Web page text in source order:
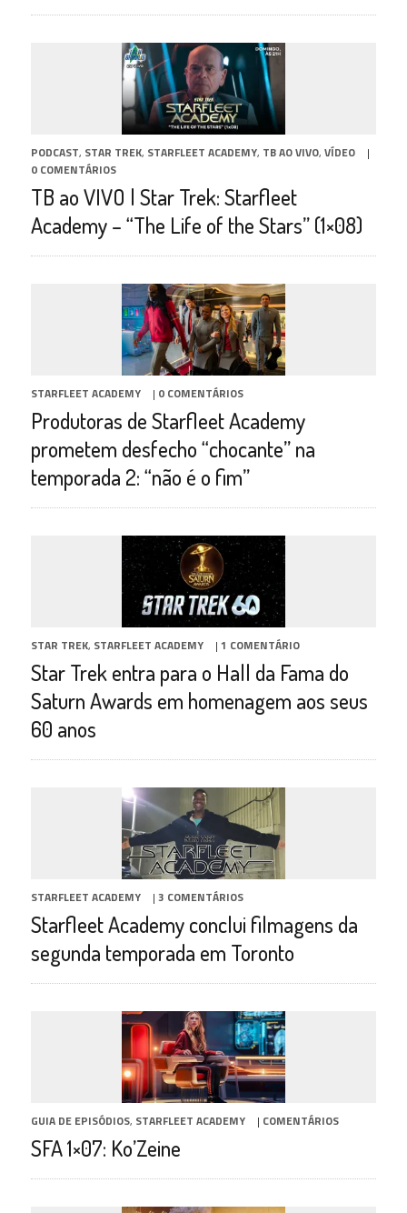
PODCAST, STAR TREK, STARFLEET ACADEMY, TB AO VIVO, VÍDEO
|
0 COMENTÁRIOS
TB ao VIVO | Star Trek: Starfleet
Academy – “The Life of the Stars” (1×08)
STARFLEET ACADEMY | 0 COMENTÁRIOS
Produtoras de Starfleet Academy
prometem desfecho “chocante” na
temporada 2: “não é o fim”
STAR TREK, STARFLEET ACADEMY | 1 COMENTÁRIO
Star Trek entra para o Hall da Fama do
Saturn Awards em homenagem aos seus
60 anos
STARFLEET ACADEMY | 3 COMENTÁRIOS
Starfleet Academy conclui filmagens da
segunda temporada em Toronto
GUIA DE EPISÓDIOS, STARFLEET ACADEMY | COMENTÁRIOS
SFA 1×07: Ko’Zeine